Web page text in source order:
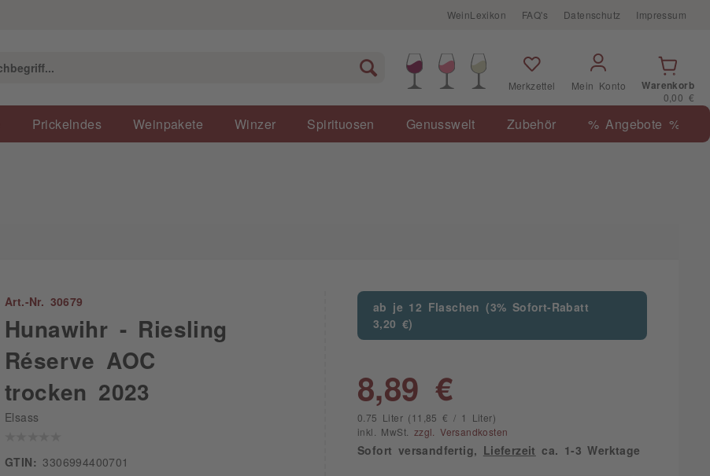
WeinLexikon FAQ's Datenschutz Impressum
Merkzettel Mein Konto
Warenkorb
0,00 €
Prickelndes Weinpakete Winzer Spirituosen Genusswelt Zubehör % Angebote %
Art.-Nr. 30679
Hunawihr - Riesling
Réserve AOC
trocken 2023
Elsass
GTIN:
3306994400701
ab je 12 Flaschen (3% Sofort-Rabatt
3,20 €)
8,89 €
0.75 Liter (11,85 € / 1 Liter)
inkl. MwSt. zzgl. Versandkosten
Sofort versandfertig, Lieferzeit ca. 1-3 Werktage